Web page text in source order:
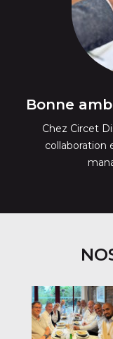
Bonne
Chez Circet
collaboration